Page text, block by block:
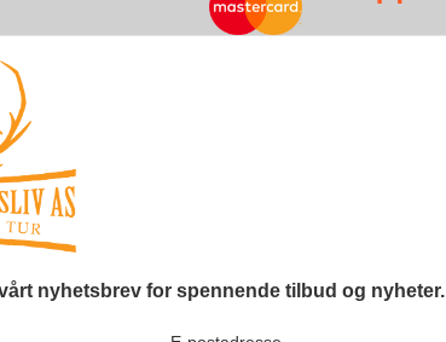
nyhetsbrev for spennende tilbud og nyheter.